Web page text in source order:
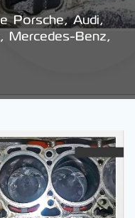
Porsche, Audi,
Mercedes-Benz,